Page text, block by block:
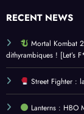
RECENT NEWS
Mortal Kombat
dithyrambiques ! [Let’s
Street Fighter :
Lanterns : HBO